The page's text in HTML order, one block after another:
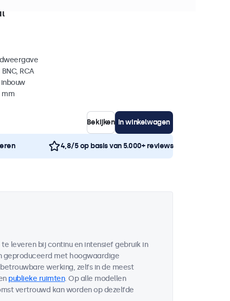
RCA
mm
Bekijken In winkelwagen
4,8/5 op basis van 5.000+ reviews
leveren bij continu en intensief gebruik in
geproduceerd met hoogwaardige
werking, zelfs in de meest
publieke ruimten. Op alle modellen
vertrouwd kan worden op dezelfde